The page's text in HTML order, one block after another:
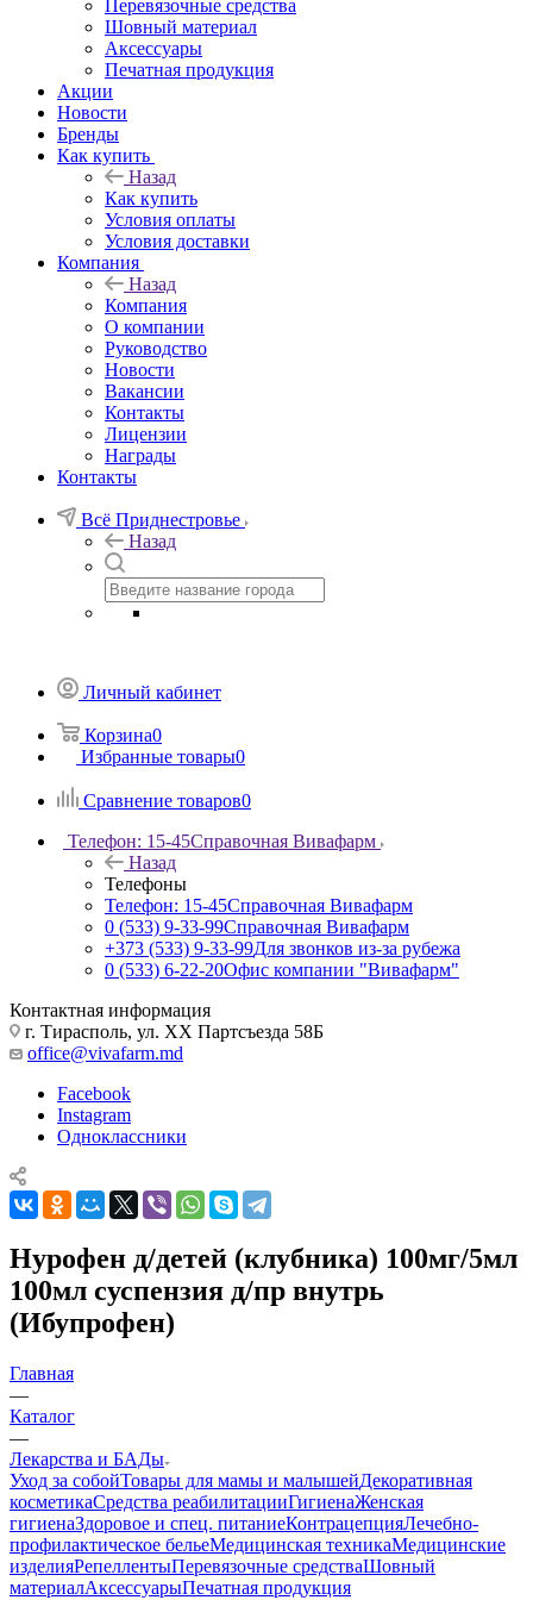
Перевязочные средства
Шовный материал
Аксессуары
Печатная продукция
Акции
Новости
Бренды
Как купить
Назад
Как купить
Условия оплаты
Условия доставки
Компания
Назад
Компания
О компании
Руководство
Новости
Вакансии
Контакты
Лицензии
Награды
Контакты
Всё Приднестровье
Назад
Личный кабинет
Корзина0
Избранные товары0
Сравнение товаров0
Телефон: 15-45Справочная Вивафарм
Назад
Телефоны
Телефон: 15-45Справочная Вивафарм
0 (533) 9-33-99Справочная Вивафарм
+373 (533) 9-33-99Для звонков из-за рубежа
0 (533) 6-22-20Офис компании "Вивафарм"
Контактная информация
г. Тирасполь, ул. ХХ Партсъезда 58Б
office@vivafarm.md
Facebook
Instagram
Одноклассники
Нурофен д/детей (клубника) 100мг/5мл
100мл суспензия д/пр внутрь
(Ибупрофен)
Главная
—
Каталог
—
Лекарства и БАДы
Уход за собойТовары для мамы и малышейДекоративная
косметикаСредства реабилитацииГигиенаЖенская
гигиенаЗдоровое и спец. питаниеКонтрацепцияЛечебно-
профилактическое бельеМедицинская техникаМедицинские
изделияРепеллентыПеревязочные средстваШовный
материалАксессуарыПечатная продукция